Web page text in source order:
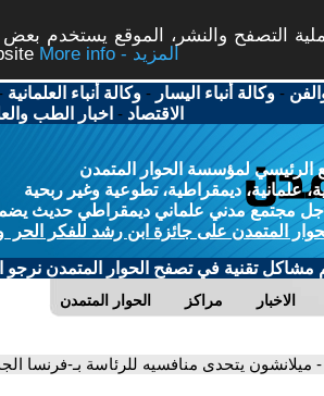
التصفح والنشر، الموقع يستخدم بعض
More info - المزيد
-وكالة أنباء اليسار -وكالة أنباء العلمانية
الاقتصاد - اخبار الطب
الرئيسي لمؤسسة الحوار المتمدن
علمانية، ديمقراطية، تطوعية وغير ربحية
مجتمع مدني علماني ديمقراطي حديث يضمن
المتمدن على جائزة ابن رشد للفكر الحر
مشاكل تقنية في تصفح الحوار المتمدن نرجو
الحوار المتمدن مراكز الاخبار
- ميلانشون يتحدى منافسيه للرئاسة بـ-فرنسا